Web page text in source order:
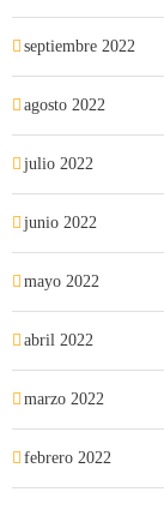
septiembre 2022
agosto 2022
julio 2022
junio 2022
mayo 2022
abril 2022
marzo 2022
febrero 2022